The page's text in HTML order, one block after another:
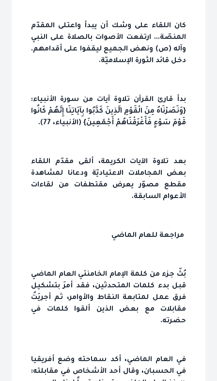
كان اللقاء على وشك أن يبدأ واعتلى المقدّم
المنصّة... ارتفعت الأصوات بالصلاة على النبي
وآله (ص) ونهض الجميع ليقفوا على أقدامهم.
دخل قائد الثورة الإسلاميّة.
بدأ قارئ القرآن تلاوة آيات من سورة الأنبياء:
{وَنَصَرْنَاهُ مِنَ الْقَوْمِ الَّذِينَ كَذَّبُوا بِآيَاتِنَا إِنَّهُمْ كَانُوا
قَوْمَ سَوْءٍ فَأَغْرَقْنَاهُمْ أَجْمَعِينَ} (الأنبياء، 77).
بعد تلاوة الآيات الكريمة، ألقى مقدّم اللقاء
بعض المجاملات الاعتياديّة ودعانا لمشاهدة
مقطع مصوّر يعرض مقتطفات من لقاءات
الأعوام السابقة.
مراجعة للعام الماضي
بُثّ جزء من كلمة الإمام الخامنئي العام الماضي
قبل بدء كلمات المتحدثين، فقد أمرَ بتشكيل
فرق عمل لمتابعة النقاط والأوامر، ثم أجريَتُ
مقابلات مع بعض الذين ألقوا كلمات في
حضرته.
في العام الماضي، أكد سماحته وضع أفريقيا
في الحسبان، وقال أحد الأشخاص في مقابلته: